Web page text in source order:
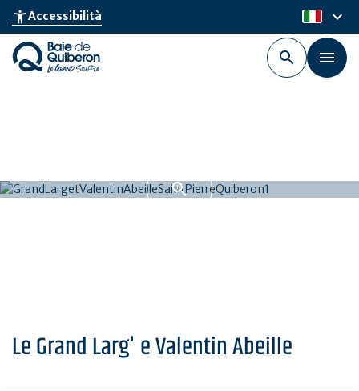
Skip
main
content
accessibility_newAccessibilità it
keyboard_arrow_down
Le Grand Larg' e Valentin Abeille